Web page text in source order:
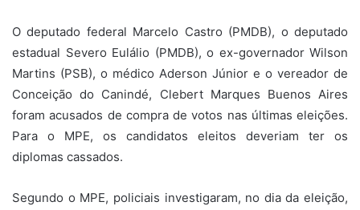
O deputado federal Marcelo Castro (PMDB), o deputado
estadual Severo Eulálio (PMDB), o ex-governador Wilson
Martins (PSB), o médico Aderson Júnior e o vereador de
Conceição do Canindé, Clebert Marques Buenos Aires
foram acusados de compra de votos nas últimas eleições.
Para o MPE, os candidatos eleitos deveriam ter os
diplomas cassados.
Segundo o MPE, policiais investigaram, no dia da eleição,